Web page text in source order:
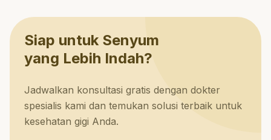
Siap untuk Senyum
yang Lebih Indah?
Jadwalkan konsultasi gratis dengan dokter
spesialis kami dan temukan solusi terbaik untuk
kesehatan gigi Anda.